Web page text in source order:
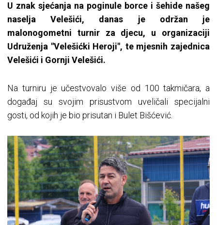
U znak sjećanja na poginule borce i šehide našeg
naselja Velešići, danas je održan je
malonogometni turnir za djecu, u organizaciji
Udruženja "Velešićki Heroji", te mjesnih zajednica
Velešići i Gornji Velešići.
Na turniru je učestvovalo više od 100 takmičara, a
događaj su svojim prisustvom uveličali specijalni
gosti, od kojih je bio prisutan i Bulet Bišćević.